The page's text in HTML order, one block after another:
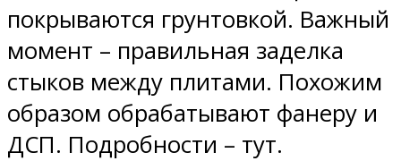
покрываются грунтовкой. Важный
момент – правильная заделка
стыков между плитами. Похожим
образом обрабатывают фанеру и
ДСП. Подробности – тут.